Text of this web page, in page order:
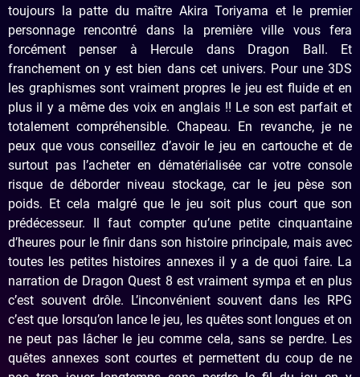
toujours la patte du maître Akira Toriyama et le premier
personnage rencontré dans la première ville vous fera
forcément penser à Hercule dans Dragon Ball. Et
franchement on y est bien dans cet univers. Pour une 3DS
les graphismes sont vraiment propres le jeu est fluide et en
plus il y a même des voix en anglais !! Le son est parfait et
totalement compréhensible. Chapeau. En revanche, je ne
peux que vous conseillez d’avoir le jeu en cartouche et de
surtout pas l’acheter en dématérialisée car votre console
risque de déborder niveau stockage, car le jeu pèse son
poids. Et cela malgré que le jeu soit plus court que son
prédécesseur. Il faut compter qu’une petite cinquantaine
d’heures pour le finir dans son histoire principale, mais avec
toutes les petites histoires annexes il y a de quoi faire. La
narration de Dragon Quest 8 est vraiment sympa et en plus
c’est souvent drôle. L’inconvénient souvent dans les RPG
c’est que lorsqu’on lance le jeu, les quêtes sont longues et on
ne peut pas lâcher le jeu comme cela, sans se perdre. Les
quêtes annexes sont courtes et permettent du coup de ne